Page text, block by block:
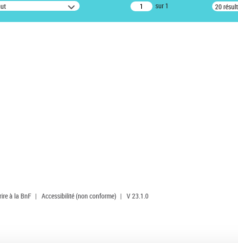
sur 1 20
à la BnF | Accessibilité (non conforme) | V 23.1.0